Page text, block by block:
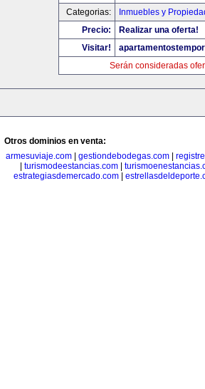
Categorias:
Inmuebles y
Precio:
Realizar una oferta!
Visitar!
Serán consideradas
Otros dominios en venta:
armesuviaje.com| gestiondebodegas.com|
turismodeestancias.com
estrategiasdemercado.com|